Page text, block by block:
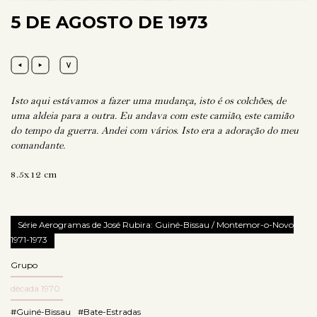
5 DE AGOSTO DE 1973
Isto aqui estávamos a fazer uma mudança, isto é os colchões, de
uma aldeia para a outra. Eu andava com este camião, este camião
do tempo da guerra. Andei com vários. Isto era a adoração do meu
comandante.
8.5x12 cm
Série Aerogramas de José Rubira: Guiné-Bissau / Montemor-o-Novo
1971-1973
Grupo
década 1970
#Guiné-Bissau #Bate-Estradas